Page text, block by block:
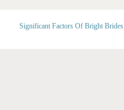
Significant Factors Of Bright Brides